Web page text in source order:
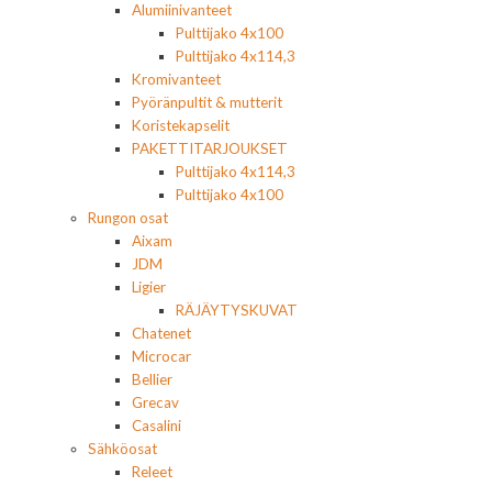
Alumiinivanteet
Pulttijako 4x100
Pulttijako 4x114,3
Kromivanteet
Pyöränpultit & mutterit
Koristekapselit
PAKETTITARJOUKSET
Pulttijako 4x114,3
Pulttijako 4x100
Rungon osat
Aixam
JDM
Ligier
RÄJÄYTYSKUVAT
Chatenet
Microcar
Bellier
Grecav
Casalini
Sähköosat
Releet